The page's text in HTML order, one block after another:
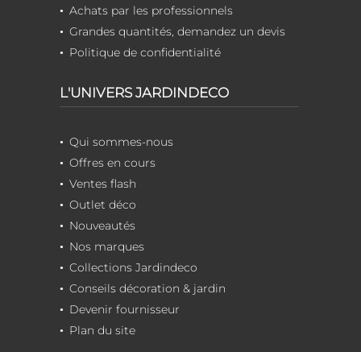
Achats par les professionnels
Grandes quantités, demandez un devis
Politique de confidentialité
L'UNIVERS JARDINDECO
Qui sommes-nous
Offres en cours
Ventes flash
Outlet déco
Nouveautés
Nos marques
Collections Jardindeco
Conseils décoration & jardin
Devenir fournisseur
Plan du site